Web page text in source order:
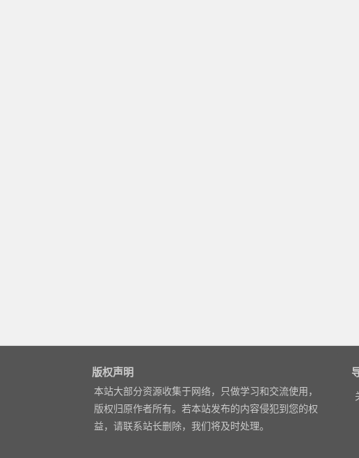
版权声明
本站大部分资源收集于网络，只做学习和交流使用，
版权归原作者所有。若本站发布的内容侵犯到您的权
益，请联系站长删除，我们将及时处理。